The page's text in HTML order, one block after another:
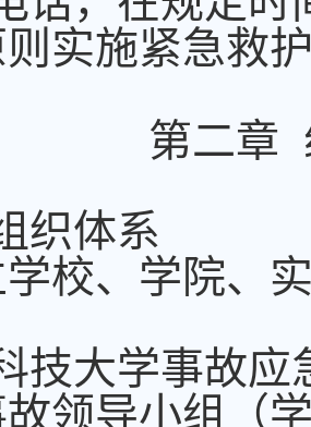
实施紧急救
第二章
织体系
校、学院、
技大学事故
领导小组（